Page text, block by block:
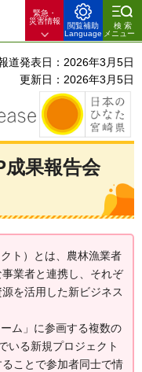
緊急・
災害情報
閲覧補助
Language
検索
メニュー
道発表日：2026年3月5日
更新日：2026年3月5日
果報告会
ト）とは、農林漁業者
業者と連携し、それぞ
を活用した新ビジネス
ム」に参画する複数の
いる新規プロジェクト
ことで参加者同士で情